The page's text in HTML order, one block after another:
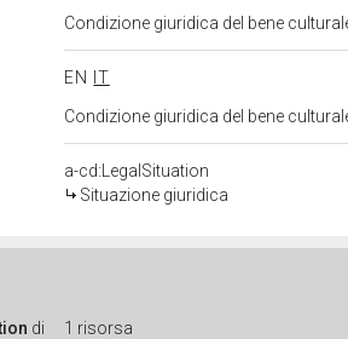
Condizione giuridica del bene
EN
IT
Condizione giuridica del bene
a-cd:LegalSituation
Situazione giuridica
di 1 risorsa